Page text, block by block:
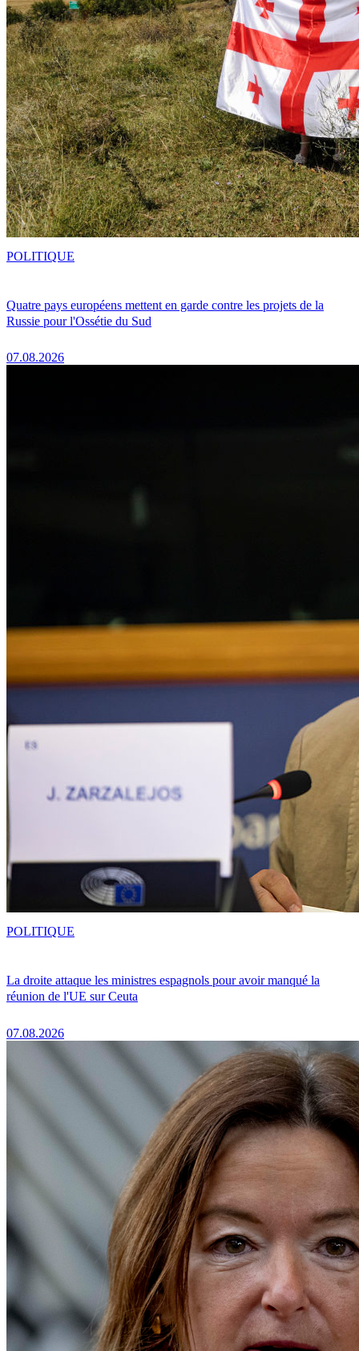
Quatre pays européens mettent en garde contre les projets de la
Russie pour l'Ossétie du Sud
07.08.2026
POLITIQUE
La droite attaque les ministres espagnols pour avoir manqué la
réunion de l'UE sur Ceuta
07.08.2026
POLITIQUE